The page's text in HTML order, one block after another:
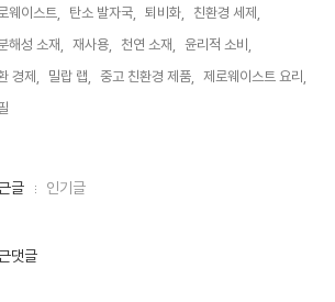
웨이스트,
탄소 발자국, 퇴비화,
친환경 세제,
해성 소재,
재사용, 천연 소재,
윤리적 소비,
경제,
밀랍 랩, 중고 친환경 제품,
제로웨이스트 요리,
,
글 인기글
댓글